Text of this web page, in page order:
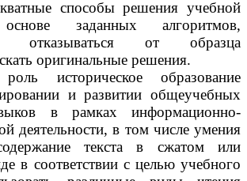
способы решения учебной
заданных алгоритмов,
отказываться от образца
оригинальные решения.
историческое образование
и развитии общеучебных
в рамках информационно-
деятельности, в том числе умения
текста в сжатом или
в соответствии с целью учебного